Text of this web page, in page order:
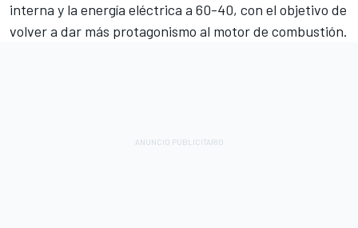
interna y la energía eléctrica a 60-40, con el objetivo de
volver a dar más protagonismo al motor de combustión.